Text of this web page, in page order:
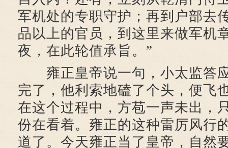
军机处的专职守护；再到户部去
品以上的官员，到这里来做军机
夜，在此轮值承旨。”
雍正皇帝说一句，小太监答
完了，他利索地磕了个头，便飞
在这个过程中，方苞一声未出，
份在看着。雍正的这种雷厉风行
道了。今天雍正当了皇帝，自然